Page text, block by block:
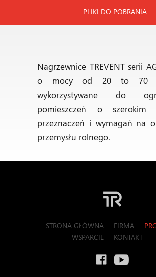
PLIKI DO POBRANIA
Nagrzewnice TREVENT serii
o mocy od 20 to 70
wykorzystywane do
pomieszczeń o szerokim
przeznaczeń i wymagań na
przemysłu rolnego.
STRONA GŁÓWNA FIRMA
WSPARCIE
KONTAKT